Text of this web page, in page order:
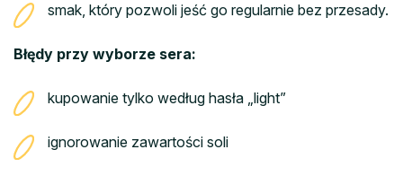
smak, który pozwoli jeść go regularnie bez przesady.
Błędy przy wyborze sera:
kupowanie tylko według hasła „light”
ignorowanie zawartości soli